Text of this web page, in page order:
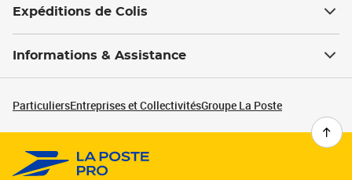
Expéditions de Colis
Informations & Assistance
ParticuliersEntreprises et CollectivitésGroupe La Poste